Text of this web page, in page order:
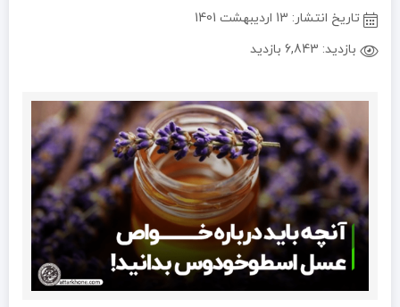
تاریخ انتشار: 13 اردیبهشت 1401
بازدید: 6,843 بازدید